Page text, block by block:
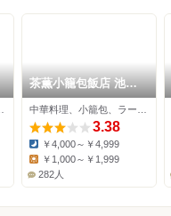
茶薫小籠包飯店 池袋
パルコ店
3.38
Dinner:
￥4,000～￥4,999
￥1,000～￥1,999
282人